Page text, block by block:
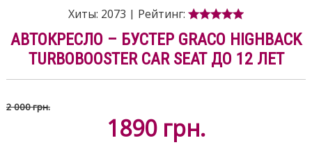
Хиты: 2073 | Рейтинг:
АВТОКРЕСЛО – БУСТЕР GRACO HIGHBACK
TURBOBOOSTER CAR SEAT ДО 12 ЛЕТ
2 000 грн.
1890 грн.